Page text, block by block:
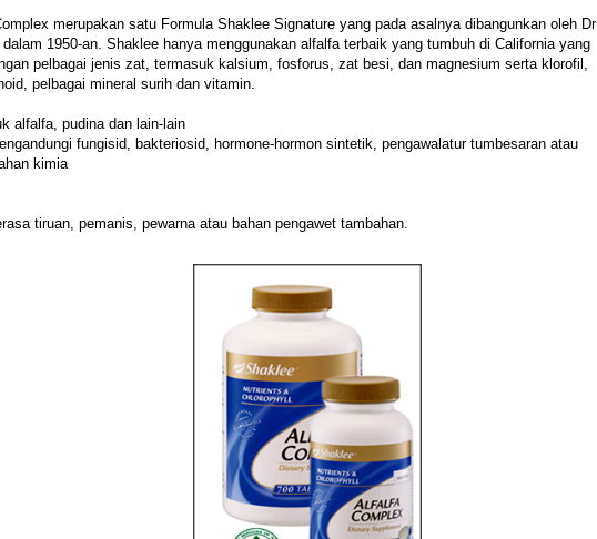
merupakan satu Formula Shaklee Signature yang pada asalnya dibangunkan oleh Dr
1950-an. Shaklee hanya menggunakan alfalfa terbaik yang tumbuh di California yang
pelbagai jenis zat, termasuk kalsium, fosforus, zat besi, dan magnesium serta klorofil,
pelbagai mineral surih dan vitamin.
alfalfa, pudina dan lain-lain
fungisid, bakteriosid, hormone-hormon sintetik, pengawalatur tumbesaran atau
kimia
tiruan, pemanis, pewarna atau bahan pengawet tambahan.